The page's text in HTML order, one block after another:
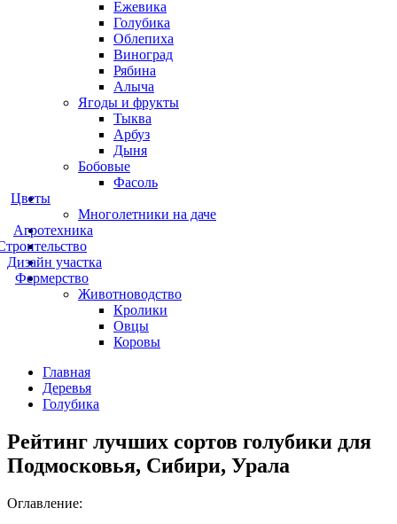
Ежевика
Голубика
Облепиха
Виноград
Рябина
Алыча
Ягоды и фрукты
Тыква
Арбуз
Дыня
Бобовые
Фасоль
Цветы
Многолетники на даче
Агротехника
Дизайн участка
Фермерство
Животноводство
Кролики
Овцы
Коровы
Главная
Деревья
Голубика
Рейтинг лучших сортов голубики для
Подмосковья, Сибири, Урала
Оглавление: